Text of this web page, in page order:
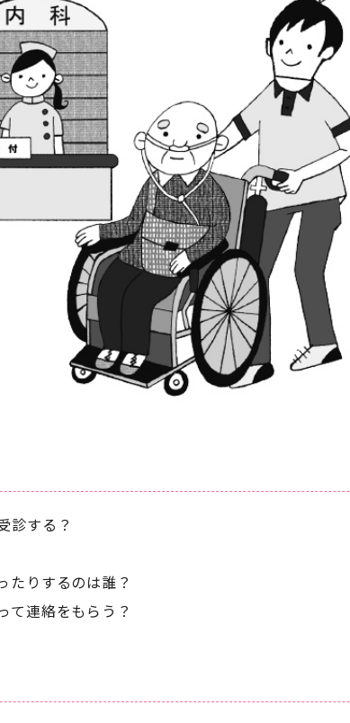
診する？
たりするのは誰？
て連絡をもらう？